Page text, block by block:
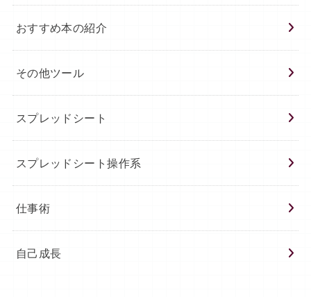
おすすめ本の紹介
その他ツール
スプレッドシート
スプレッドシート操作系
仕事術
自己成長